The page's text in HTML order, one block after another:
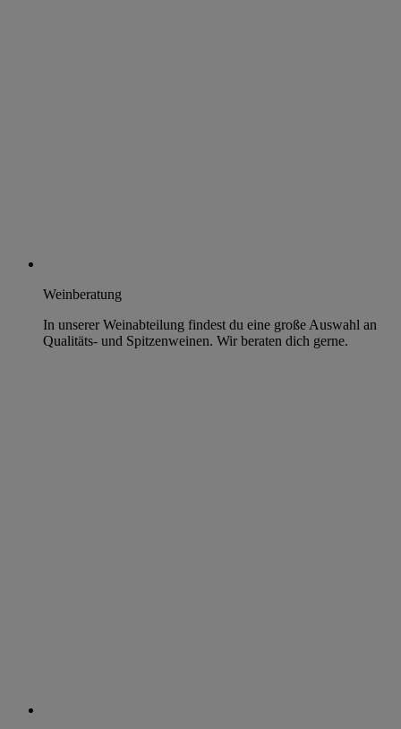
Weinberatung
In unserer Weinabteilung findest du eine große Auswahl an
Qualitäts- und Spitzenweinen. Wir beraten dich gerne.